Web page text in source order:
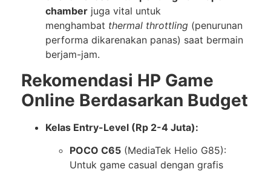
chamber juga vital untuk
menghambat thermal throttling (penurunan
performa dikarenakan panas) saat bermain
berjam-jam.
Rekomendasi HP Game
Online Berdasarkan Budget
Kelas Entry-Level (Rp 2-4 Juta):
POCO C65 (MediaTek Helio G85):
Untuk game casual dengan grafis